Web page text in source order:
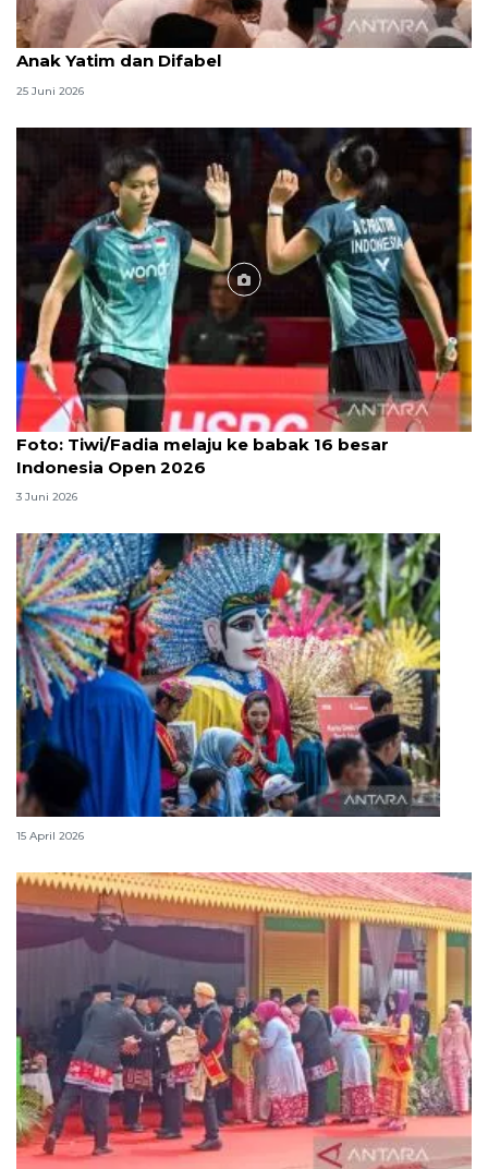
Menag jadikan setiap 10 Muharam sebagai Lebaran
Anak Yatim dan Difabel
25 Juni 2026
Foto
Foto: Tiwi/Fadia melaju ke babak 16 besar
Indonesia Open 2026
3 Juni 2026
Lebaran Betawi, harmoni tradisi dan kota global
15 April 2026